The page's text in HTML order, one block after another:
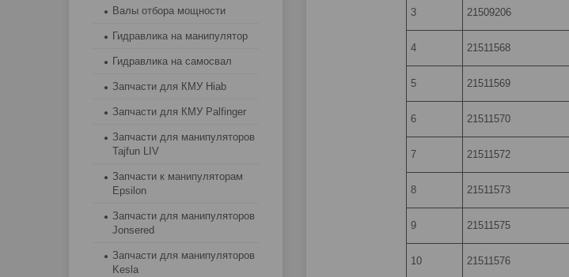
3 21509206
4 21511568
5 21511569
6 21511570
7 21511572
8 21511573
9 21511575
10 21511576
Валы отбора мощности
Гидравлика на манипулятор
Гидравлика на самосвал
Запчасти для КМУ Hiab
Запчасти для КМУ Palfinger
Запчасти для манипуляторов
Tajfun LIV
Запчасти к манипуляторам
Epsilon
Запчасти для манипуляторов
Jonsered
Запчасти для манипуляторов
Kesla